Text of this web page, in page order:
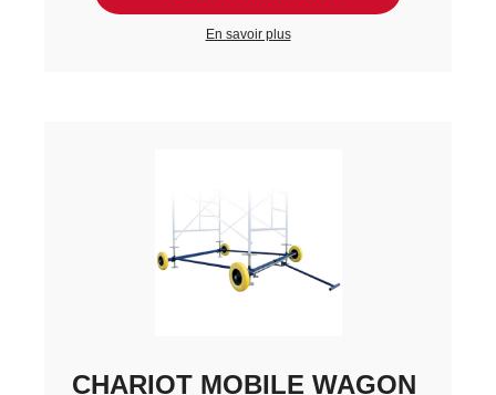
En savoir plus
CHARIOT MOBILE WAGON